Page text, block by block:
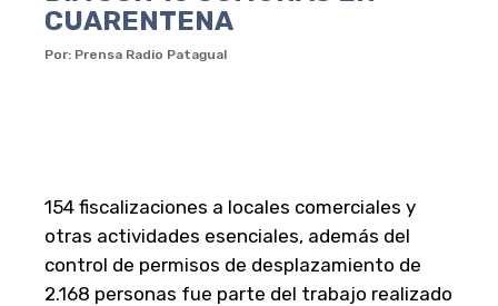
CUARENTENA
Por: Prensa Radio Patagual
154 fiscalizaciones a locales comerciales y
otras actividades esenciales, además del
control de permisos de desplazamiento de
2.168 personas fue parte del trabajo realizado